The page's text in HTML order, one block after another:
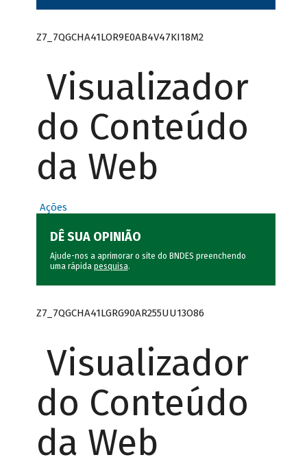
Z7_7QGCHA41LOR9E0AB4V47KI18M2
Visualizador
do Conteúdo
da Web
Ações
DÊ SUA OPINIÃO
Ajude-nos a aprimorar o site do BNDES preenchendo
uma rápida pesquisa.
Z7_7QGCHA41LGRG90AR255UU13O86
Visualizador
do Conteúdo
da Web